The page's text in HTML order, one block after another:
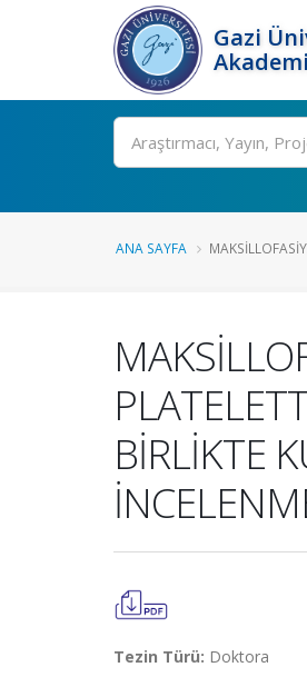
Gazi
Ara
ANA SAYFA
BİRLİKTE
Tezin Türü: Doktora